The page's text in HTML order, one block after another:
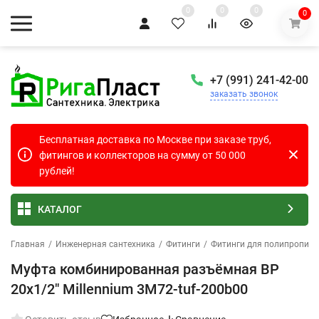
0 0 0 0
+7 (991) 241-42-00
заказать звонок
Бесплатная доставка по Москве при заказе труб,
фитингов и коллекторов на сумму от 50 000
рублей!
КАТАЛОГ
Главная / Инженерная сантехника / Фитинги / Фитинги для
Муфта комбинированная разъёмная ВР
20х1/2" Millennium 3M72-tuf-200b00